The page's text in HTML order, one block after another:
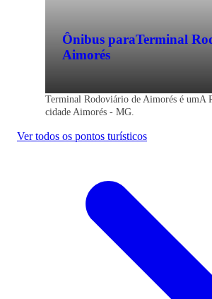
Ônibus paraTerminal
Aimorés
Terminal Rodoviário de Aimorés é umA
cidade Aimorés - MG.
Ver todos os pontos turísticos